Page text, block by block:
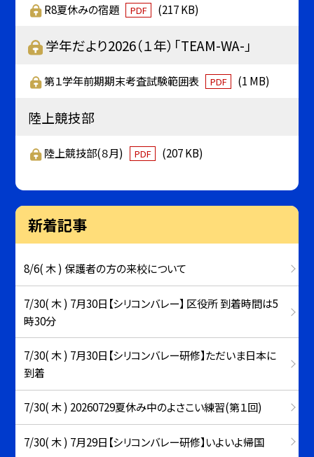
R8夏休みの宿題
PDF (217 KB)
学年だより2026（１年）「TEAM-WA-」
第１学年前期期末考査試験範囲表 PDF (1 MB)
陸上競技部
陸上競技部(８月) PDF (207 KB)
新着記事
8/6( 木 ) 保護者の方の来校について
7/30( 木 ) 7月30日【シリコンバレー】 区役所 到着時間は5
時30分
7/30( 木 ) 7月30日【シリコンバレー研修】ただいま日本に
到着
7/30( 木 ) 20260729夏休み中のよさこい練習(第１回)
7/30( 木 ) 7月29日【シリコンバレー研修】いよいよ帰国